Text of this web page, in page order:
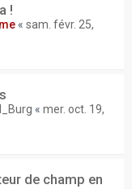
!
« sam. févr. 25,
« mer. oct. 19,
de champ en